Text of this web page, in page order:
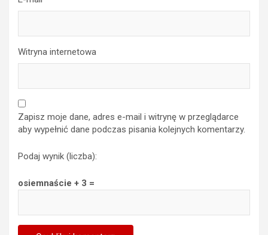
Witryna internetowa
Zapisz moje dane, adres e-mail i witrynę w przeglądarce
aby wypełnić dane podczas pisania kolejnych komentarzy.
Podaj wynik (liczba):
osiemnaście + 3 =